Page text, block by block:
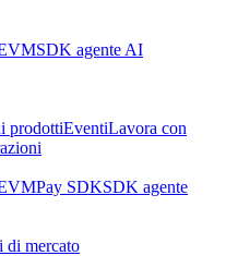
SDK agente AI
prodottiEventiLavora con
Pay SDKSDK agente
di mercato